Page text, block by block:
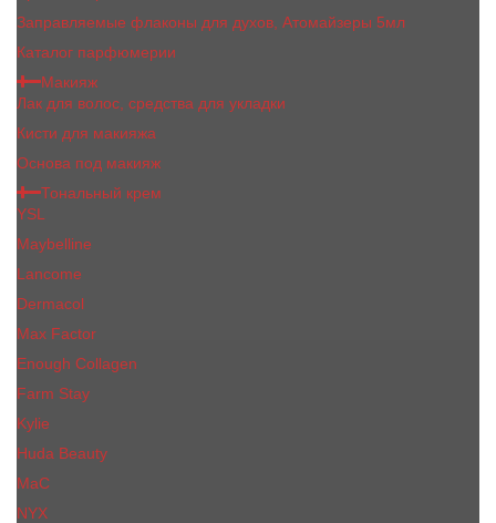
Заправляемые флаконы для духов, Атомайзеры 5мл
Каталог парфюмерии
Макияж
Лак для волос, средства для укладки
Кисти для макияжа
Основа под макияж
Тональный крем
YSL
Maybelline
Lancome
Dermacol
Max Factor
Enough Collagen
Farm Stay
Kylie
Huda Beauty
МаС
NYX